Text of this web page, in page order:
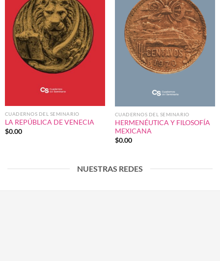
CUADERNOS DEL SEMINARIO
LA REPÚBLICA DE VENECIA
$0.00
CUADERNOS DEL SEMINARIO
HERMENÉUTICA Y FILOSOFÍA
MEXICANA
$0.00
NUESTRAS REDES